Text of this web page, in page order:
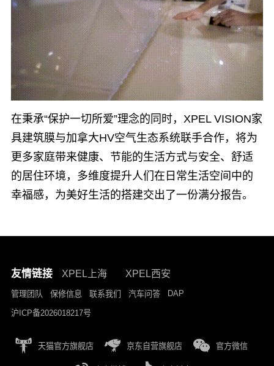
在秉承“保护一切所爱”理念的同时，XPEL VISION家
具建筑膜与加拿大HV空气生态系统联手合作，将为
更多家庭带来健康、节能的生活方式与安全、舒适
的居住环境，多维度提升人们在日常生活空间中的
幸福感，为美好生活的搭建交出了一份满分报告。
友情链接 XPEL上海 XPEL西安
管理团队 保修信息 联系我们 汽车问答 DAP
沪ICP备2026018217号
天猫官方旗舰店 京东自营旗舰店 官方微信